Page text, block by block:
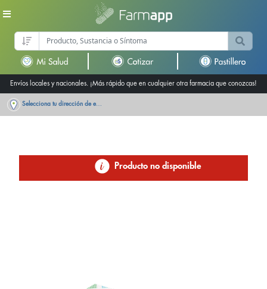
Envíos locales y nacionales. ¡Más rápido que en cualquier otra farmacia que conozcas!
Selecciona tu dirección de entrega
Producto no disponible